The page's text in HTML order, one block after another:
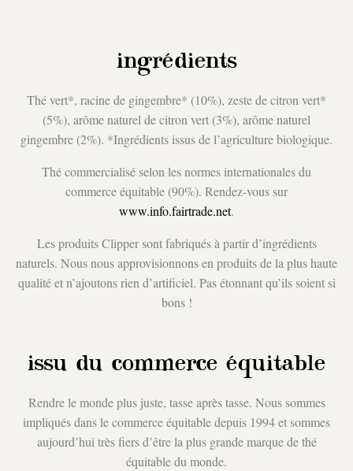
ingrédients
Thé vert*, racine de gingembre* (10%), zeste de citron vert*
(5%), arôme naturel de citron vert (3%), arôme naturel
gingembre (2%). *Ingrédients issus de l’agriculture biologique.
Thé commercialisé selon les normes internationales du
commerce équitable (90%). Rendez-vous sur
www.info.fairtrade.net.
Les produits Clipper sont fabriqués à partir d’ingrédients
naturels. Nous nous approvisionnons en produits de la plus haute
qualité et n’ajoutons rien d’artificiel. Pas étonnant qu’ils soient si
bons !
issu du commerce équitable
Rendre le monde plus juste, tasse après tasse. Nous sommes
impliqués dans le commerce équitable depuis 1994 et sommes
aujourd’hui très fiers d’être la plus grande marque de thé
équitable du monde.